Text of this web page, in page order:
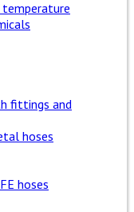
fittings and
hoses
hoses